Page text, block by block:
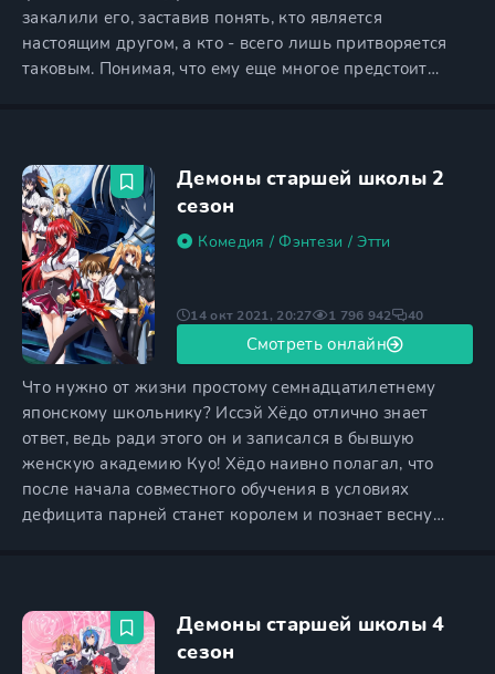
закалили его, заставив понять, кто является
настоящим другом, а кто - всего лишь притворяется
таковым. Понимая, что ему еще многое предстоит
и весьма непростым характером. Друзья Наруто тоже
много работали
Демоны старшей школы 2
сезон
Комедия / Фэнтези /Этти
Что нужно от жизни простому семнадцатилетнему
японскому школьнику? Иссэй Хёдо отлично знает
ответ, ведь ради этого он и записался в бывшую
женскую академию Куо! Хёдо наивно полагал, что
после начала совместного обучения в условиях
дефицита парней станет королем и познает весну
раздевалках. О таких же, как королева школы Риас
Гремори, остается только мечтать.
14 окт 2021, 20:27 1 796 942 40
Смотреть онлайн
Демоны старшей школы 4
сезон